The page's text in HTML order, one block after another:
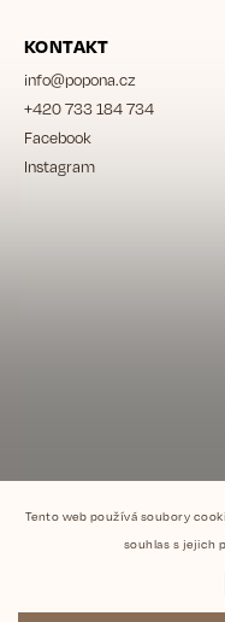
Tento web používá soubory
souhlas s jejich
KONTAKT
info@popona.cz
+420 733 184 734
Facebook
Instagram